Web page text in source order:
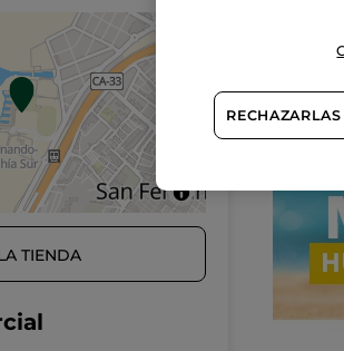
TIENDA